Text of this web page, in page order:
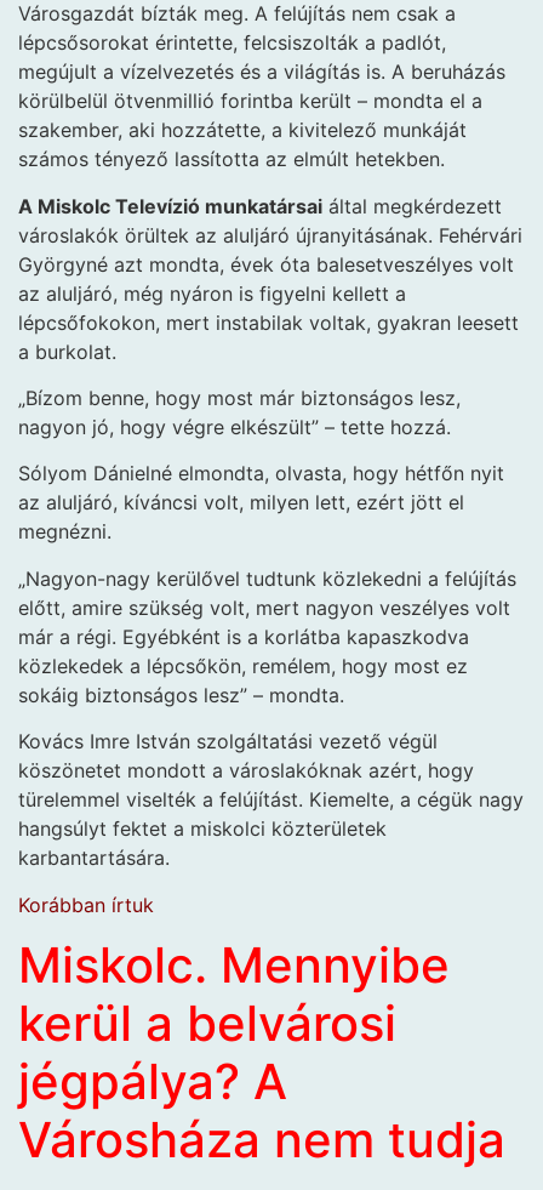
Városgazdát bízták meg. A felújítás nem csak a
lépcsősorokat érintette, felcsiszolták a padlót,
megújult a vízelvezetés és a világítás is. A beruházás
körülbelül ötvenmillió forintba került – mondta el a
szakember, aki hozzátette, a kivitelező munkáját
számos tényező lassította az elmúlt hetekben.
A Miskolc Televízió munkatársai által megkérdezett
városlakók örültek az aluljáró újranyitásának. Fehérvári
Györgyné azt mondta, évek óta balesetveszélyes volt
az aluljáró, még nyáron is figyelni kellett a
lépcsőfokokon, mert instabilak voltak, gyakran leesett
a burkolat.
„Bízom benne, hogy most már biztonságos lesz,
nagyon jó, hogy végre elkészült” – tette hozzá.
Sólyom Dánielné elmondta, olvasta, hogy hétfőn nyit
az aluljáró, kíváncsi volt, milyen lett, ezért jött el
megnézni.
„Nagyon-nagy kerülővel tudtunk közlekedni a felújítás
előtt, amire szükség volt, mert nagyon veszélyes volt
már a régi. Egyébként is a korlátba kapaszkodva
közlekedek a lépcsőkön, remélem, hogy most ez
sokáig biztonságos lesz” – mondta.
Kovács Imre István szolgáltatási vezető végül
köszönetet mondott a városlakóknak azért, hogy
türelemmel viselték a felújítást. Kiemelte, a cégük nagy
hangsúlyt fektet a miskolci közterületek
karbantartására.
Korábban írtuk
Miskolc. Mennyibe
kerül a belvárosi
jégpálya? A
Városháza nem tudja